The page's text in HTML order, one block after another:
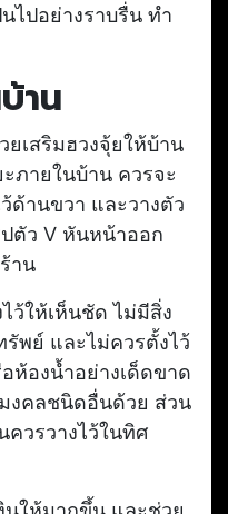
ไปอย่างราบรื่น ทำ
าน
ยเสริมฮวงจุ้ยให้บ้าน
ภายในบ้าน ควรจะ
ด้านขวา และวางตัว
ตัว V หันหน้าออก
าน
ว้ให้เห็นชัด ไม่มีสิ่ง
รัพย์ และไม่ควรตั้งไว้
ห้องน้ำอย่างเด็ดขาด
งคลชนิดอื่นด้วย ส่วน
ควรวางไว้ในทิศ